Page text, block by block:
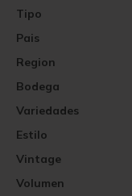
Pais
Vintage
Region
Volumen
Bodega
Variedades
Tipo
Estilo